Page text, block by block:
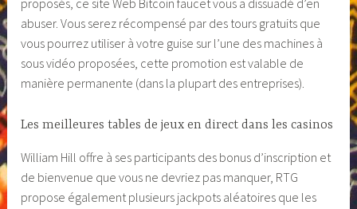
proposés, ce site Web Bitcoin faucet vous a dissuadé d’en
abuser. Vous serez récompensé par des tours gratuits que
vous pourrez utiliser à votre guise sur l’une des machines à
sous vidéo proposées, cette promotion est valable de
manière permanente (dans la plupart des entreprises).
Les meilleures tables de jeux en direct dans les casinos
William Hill offre à ses participants des bonus d’inscription et
de bienvenue que vous ne devriez pas manquer, RTG
propose également plusieurs jackpots aléatoires que les